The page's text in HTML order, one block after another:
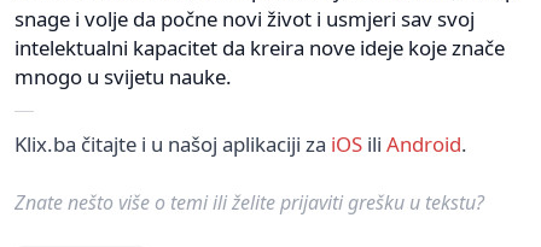
snage i volje da počne novi život i usmjeri sav svoj
intelektualni kapacitet da kreira nove ideje koje znače
mnogo u svijetu nauke.
Klix.ba čitajte i u našoj aplikaciji za iOS ili Android.
Znate nešto više o temi ili želite prijaviti grešku u tekstu?